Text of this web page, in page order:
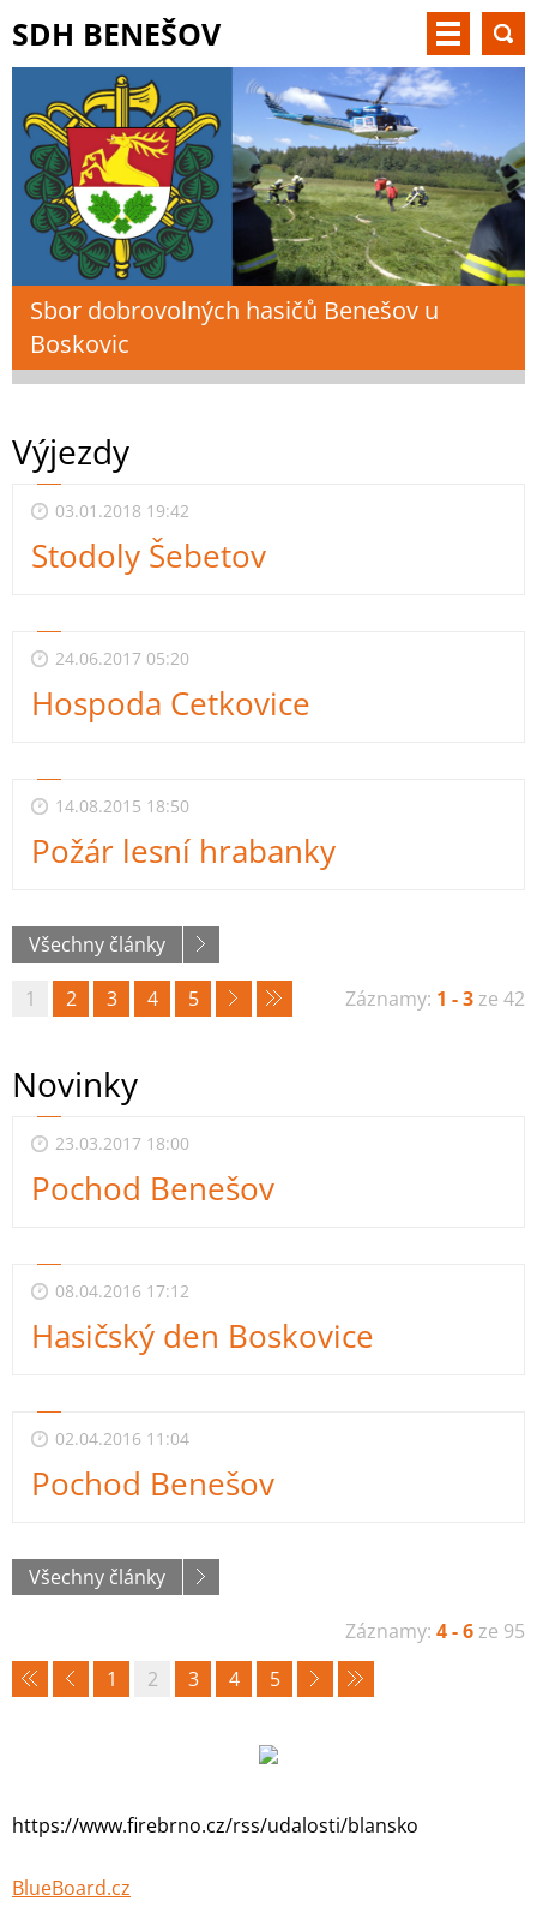
SDH BENEŠOV
Sbor dobrovolných hasičů Benešov u
Boskovic
Výjezdy
03.01.2018 19:42
Stodoly Šebetov
24.06.2017 05:20
Hospoda Cetkovice
14.08.2015 18:50
Požár lesní hrabanky
Všechny články
Záznamy: 1 - 3ze 42
1 2 3 4 5
Novinky
23.03.2017 18:00
Pochod Benešov
08.04.2016 17:12
Hasičský den Boskovice
02.04.2016 11:04
Pochod Benešov
Všechny články
Záznamy: 4 - 6ze 95
1
2 3 4 5
https://www.firebrno.cz/rss/udalosti/blansko
BlueBoard.cz